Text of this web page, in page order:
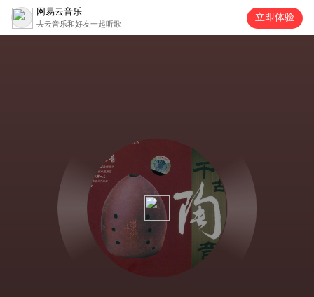
网易云音乐
去云音乐和好友一起听歌
立即体验